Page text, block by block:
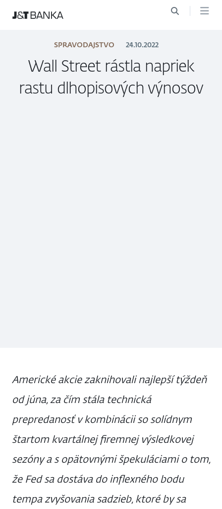
SPRAVODAJSTVO 24.10.2022
Wall Street rástla napriek
rastu dlhopisových výnosov
Americké akcie zaknihovali najlepší týždeň
od júna, za čím stála technická
prepredanosť v kombinácii so solídnym
štartom kvartálnej firemnej výsledkovej
sezóny a s opätovnými špekuláciami o tom,
že Fed sa dostáva do inflexného bodu
tempa zvyšovania sadzieb, ktoré by sa